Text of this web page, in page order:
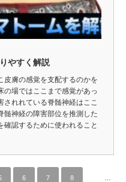
やすく解説
皮膚の感覚を支配するのかを
の場ではここまで感覚があっ
されれている脊髄神経はここ
髄神経の障害部位を推測した
確認するために使われること
6 7 8